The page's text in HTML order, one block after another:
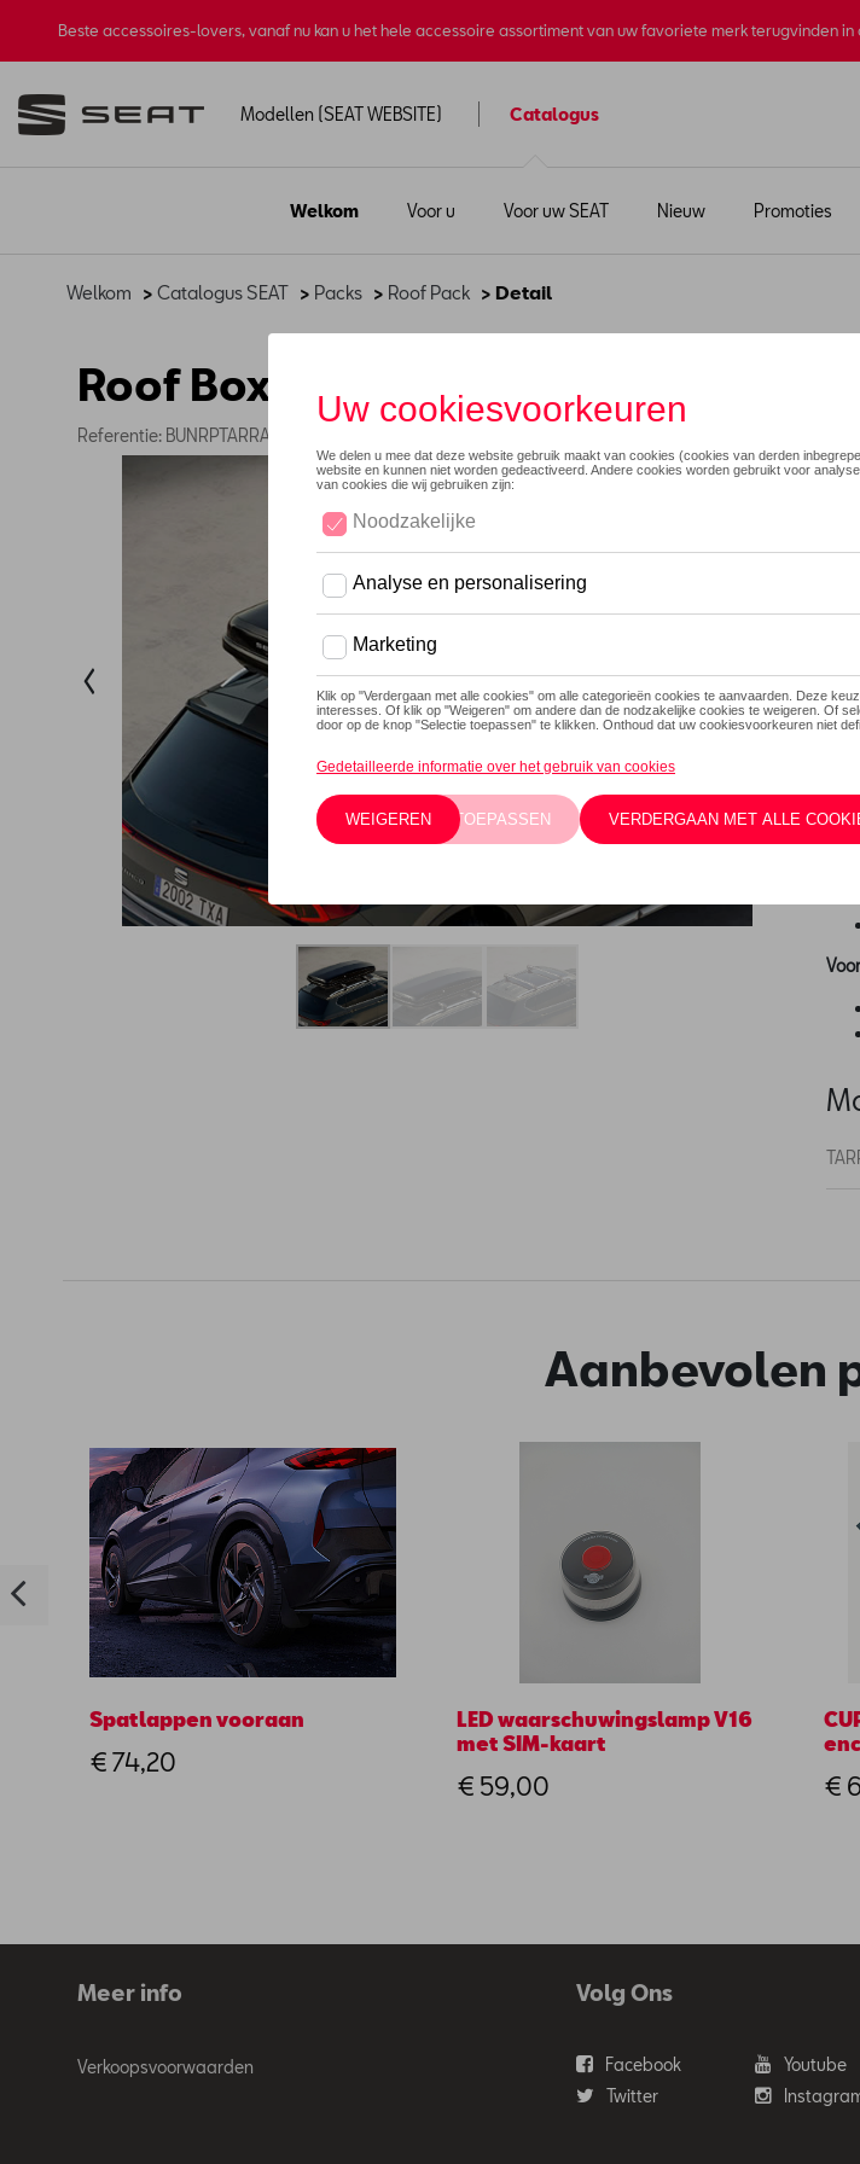
Beste accessoires-lovers, vanaf nu kan u het hele accessoire assortiment van uw favoriete merk terugvinden
Modellen (SEAT WEBSITE) Catalogus
Welkom Voor u Voor uw SEAT Nieuw Promoties
Welkom > Catalogus SEAT > Packs > Roof Pack > Detail
Roof Box Pack 460L Tarraco
Referentie: BUNRPTARRACO
Dit
Aanbevolen
Spatlappen vooraan
€ 74,20
LED waarschuwingslamp V16
met SIM-kaart
€ 59,00 €
Meer info
Verkoopsvoorwaarden
Volg Ons
Facebook
Youtube
Twitter